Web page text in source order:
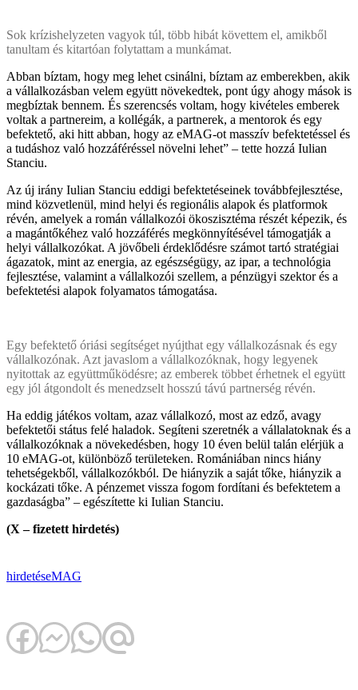
Sok krízishelyzeten vagyok túl, több hibát követtem el, amikből
tanultam és kitartóan folytattam a munkámat.
Abban bíztam, hogy meg lehet csinálni, bíztam az emberekben, akik
a vállalkozásban velem együtt növekedtek, pont úgy ahogy mások is
megbíztak bennem. És szerencsés voltam, hogy kivételes emberek
voltak a partnereim, a kollégák, a partnerek, a mentorok és egy
befektető, aki hitt abban, hogy az eMAG-ot masszív befektetéssel és
a tudáshoz való hozzáféréssel növelni lehet” – tette hozzá Iulian
Stanciu.
Az új irány Iulian Stanciu eddigi befektetéseinek továbbfejlesztése,
mind közvetlenül, mind helyi és regionális alapok és platformok
révén, amelyek a román vállalkozói ökoszisztéma részét képezik, és
a magántőkéhez való hozzáférés megkönnyítésével támogatják a
helyi vállalkozókat. A jövőbeli érdeklődésre számot tartó stratégiai
ágazatok, mint az energia, az egészségügy, az ipar, a technológia
fejlesztése, valamint a vállalkozói szellem, a pénzügyi szektor és a
befektetési alapok folyamatos támogatása.
Egy befektető óriási segítséget nyújthat egy vállalkozásnak és egy
vállalkozónak. Azt javaslom a vállalkozóknak, hogy legyenek
nyitottak az együttműködésre; az emberek többet érhetnek el együtt
egy jól átgondolt és menedzselt hosszú távú partnerség révén.
Ha eddig játékos voltam, azaz vállalkozó, most az edző, avagy
befektetői státus felé haladok. Segíteni szeretnék a vállalatoknak és a
vállalkozóknak a növekedésben, hogy 10 éven belül talán elérjük a
10 eMAG-ot, különböző területeken. Romániában nincs hiány
tehetségekből, vállalkozókból. De hiányzik a saját tőke, hiányzik a
kockázati tőke. A pénzemet vissza fogom fordítani és befektetem a
gazdaságba” – egészítette ki Iulian Stanciu.
(X – fizetett hirdetés)
hirdetéseMAG